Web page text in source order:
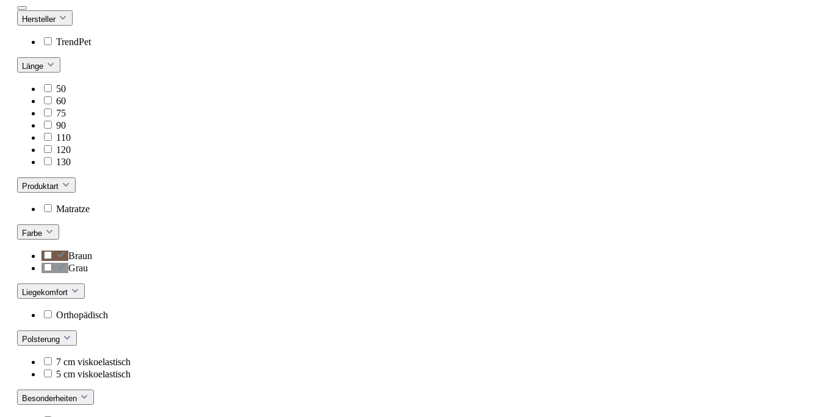
Hersteller
TrendPet
Länge
50
60
75
90
110
120
130
Produktart
Matratze
Farbe
Braun
Grau
Liegekomfort
Orthopädisch
Polsterung
7 cm viskoelastisch
5 cm viskoelastisch
Besonderheiten